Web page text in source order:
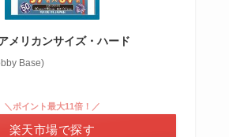
メリカンサイズ・ハード
Base)
＼ポイント最大11倍！／
楽天市場で探す